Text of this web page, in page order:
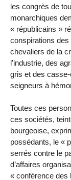
les congrès de
monarchiques
« républicains »
conspirations des
chevaliers de la
l’industrie, des
gris et des
seigneurs à
Toutes ces
ces sociétés,
bourgeoise,
possédants, le «
serrés contre le
d’affaires
« conférence des